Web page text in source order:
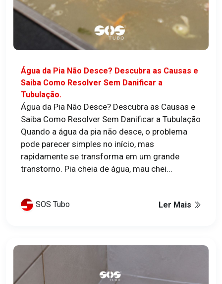
Água da Pia Não Desce? Descubra as Causas e
Saiba Como Resolver Sem Danificar a
Tubulação.
Água da Pia Não Desce? Descubra as Causas e
Saiba Como Resolver Sem Danificar a Tubulação
Quando a água da pia não desce, o problema
pode parecer simples no início, mas
rapidamente se transforma em um grande
transtorno. Pia cheia de água, mau chei...
SOS Tubo Ler Mais